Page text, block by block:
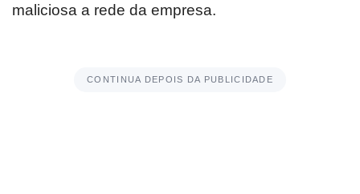
maliciosa a rede da empresa.
CONTINUA DEPOIS DA PUBLICIDADE